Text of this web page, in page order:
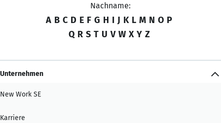
Nachname:
A B C D E F G H I J K L M N O P
Q R S T U V W X Y Z
Unternehmen
New Work SE
Karriere